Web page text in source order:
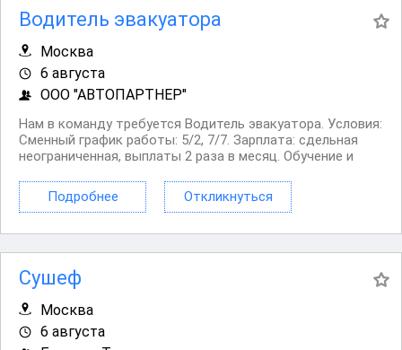
Водитель эвакуатора
Москва
6 августа
ООО "АВТОПАРТНЕР"
Нам в команду требуется Водитель эвакуатора. Условия:
Сменный график работы: 5/2, 7/7. Зарплата: сдельная
неограниченная, выплаты 2 раза в месяц. Обучение и
Ремонт и топливо за счет работодателя. Машина
“домашняя”....
Подробнее Откликнуться
Сушеф
Москва
6 августа